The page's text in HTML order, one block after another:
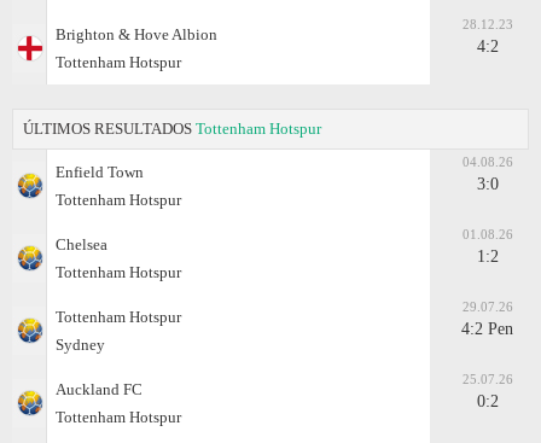
Brighton & Hove Albion
Tottenham Hotspur
28.12.23
4:2
ÚLTIMOS RESULTADOS Tottenham Hotspur
Enfield Town
Tottenham Hotspur
04.08.26
3:0
Chelsea
Tottenham Hotspur
01.08.26
1:2
Tottenham Hotspur
Sydney
29.07.26
4:2 Pen
Auckland FC
Tottenham Hotspur
25.07.26
0:2